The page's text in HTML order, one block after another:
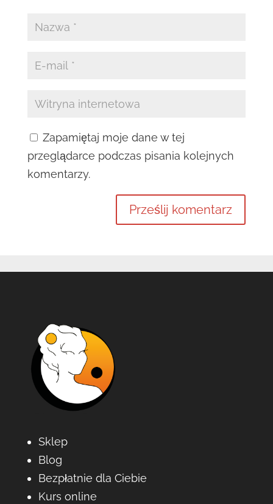
Zapamiętaj moje dane w tej
przeglądarce podczas pisania kolejnych
komentarzy.
Sklep
Blog
Bezpłatnie dla Ciebie
Kurs online